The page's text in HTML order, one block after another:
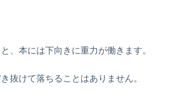
、本には下向きに重力が働きます。
抜けて落ちることはありません。